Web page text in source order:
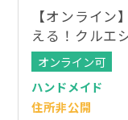
【オンライ
える！クルエ
オンライン可
ハンドメイド
住所非公開